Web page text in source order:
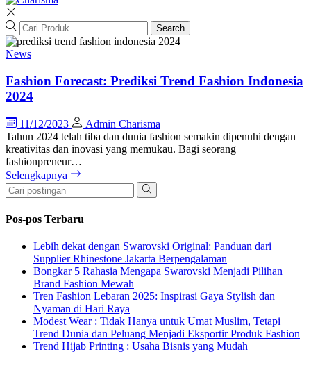
Search
News
Fashion Forecast: Prediksi Trend Fashion Indonesia
2024
11/12/2023
Admin Charisma
Tahun 2024 telah tiba dan dunia fashion semakin dipenuhi dengan
kreativitas dan inovasi yang memukau. Bagi seorang
fashionpreneur…
Selengkapnya
Pos-pos Terbaru
Lebih dekat dengan Swarovski Original: Panduan dari
Supplier Rhinestone Jakarta Berpengalaman
Bongkar 5 Rahasia Mengapa Swarovski Menjadi Pilihan
Brand Fashion Mewah
Tren Fashion Lebaran 2025: Inspirasi Gaya Stylish dan
Nyaman di Hari Raya
Modest Wear : Tidak Hanya untuk Umat Muslim, Tetapi
Trend Dunia dan Peluang Menjadi Eksportir Produk Fashion
Trend Hijab Printing : Usaha Bisnis yang Mudah